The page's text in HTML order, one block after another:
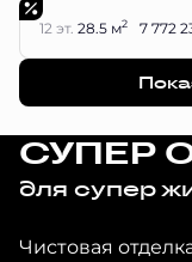
12 эт. 28.5 м2 7 772
СУПЕР
для супер
Чистовая